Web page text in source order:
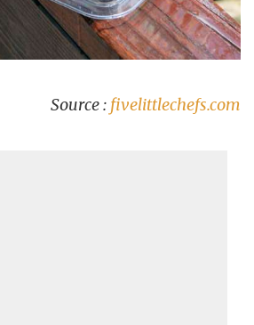
Source : fivelittlechefs.com